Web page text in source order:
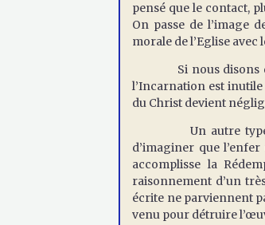
pensé que le contact,
On passe de l’image
morale de l’Eglise
Si nous disons
l’Incarnation est
du Christ devient
Un autre type de
d’imaginer que
accomplisse la
raisonnement d’un
écrite ne parviennent
venu pour détruire